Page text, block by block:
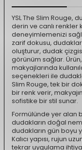
YSL The Slim Rouge,
derin ve canlı renkler
deneyimlemenizi
zarif dokusu,
oluşturur, dudak
görünüm sağlar.
makyajlarında
seçenekleri ile
Slim Rouge, tek bir
bir renk verir,
sofistike bir stil sunar.
Formülünde yer alan
dudakların doğal
dudakların gün boyu
Kalıcı yapısı, rujun
tekrar uygulama